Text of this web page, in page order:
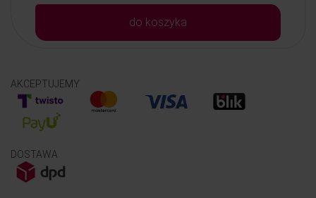
do koszyka
AKCEPTUJEMY
DOSTAWA